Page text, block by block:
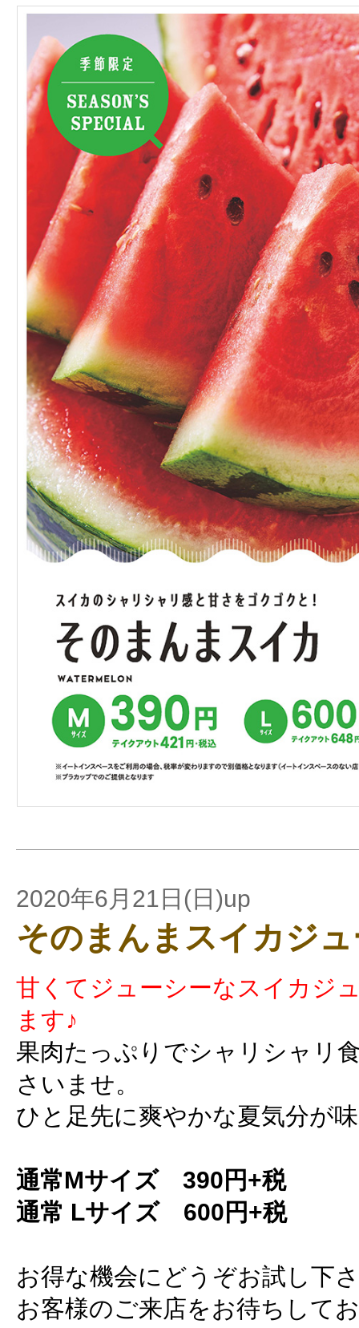
2020年6月21日(日)up
そのまんまスイカジ
甘くてジューシーなスイカジ
ます♪
果肉たっぷりでシャリシャリ
さいませ。
ひと足先に爽やかな夏気分が
通常Mサイズ 390円+税
通常 Lサイズ 600円+税
お得な機会にどうぞお試し下
お客様のご来店をお待ちして